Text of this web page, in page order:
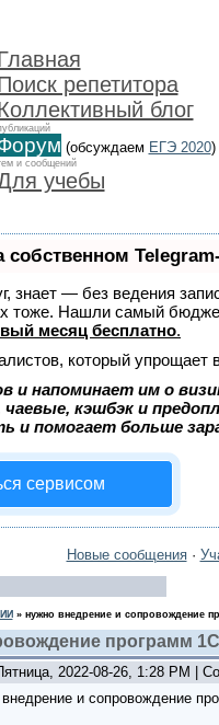
репетитора
блог
(обсуждаем ЕГЭ 2020)
и сообщений
учебы
собственном
знает — без ведения
тоже. Нашли самый
месяц бесплатно.
который упрощает
и напоминает им о
чаевые, кэшбэк и
и помогает больше
сервисом
Новые сообщения·
» нужно внедрение и сопровождение
программ 1С
2022-08-26, 1:28 PM |
и сопровождение